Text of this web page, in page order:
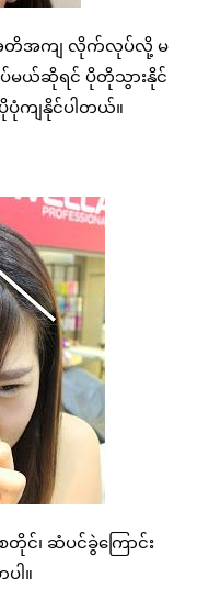
တိအကျ လိုက်လုပ်လို့ မ
ပ်မယ်ဆိုရင် ပိုတိုသွားနိုင်
ကျနိုင်ပါတယ်။
င်၊ ဆံပင်ခွဲကြောင်း
ါ။